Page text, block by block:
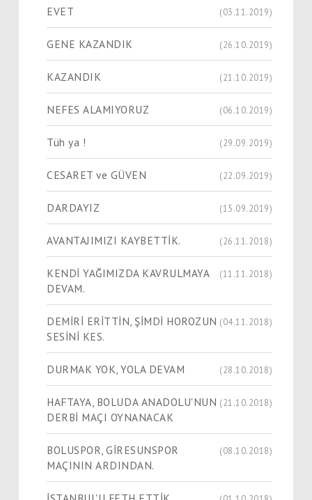
EVET (03.11.2019)
GENE KAZANDIK (26.10.2019)
KAZANDIK (21.10.2019)
NEFES ALAMIYORUZ (06.10.2019)
Tüh ya ! (29.09.2019)
CESARET ve GÜVEN (22.09.2019)
DARDAYIZ (15.09.2019)
AVANTAJIMIZI KAYBETTİK. (26.11.2018)
KENDİ YAĞIMIZDA KAVRULMAYA
DEVAM.
(11.11.2018)
DEMİRİ ERİTTİN, ŞİMDİ HOROZUN
SESİNİ KES.
(04.11.2018)
DURMAK YOK, YOLA DEVAM (28.10.2018)
HAFTAYA, BOLUDA ANADOLU'NUN
DERBİ MAÇI OYNANACAK
(21.10.2018)
BOLUSPOR, GİRESUNSPOR
MAÇININ ARDINDAN.
(08.10.2018)